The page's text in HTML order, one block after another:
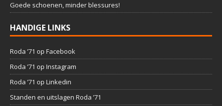
Goede schoenen, minder blessures!
HANDIGE LINKS
Roda ’71 op Facebook
Roda ’71 op Instagram
Roda ’71 op Linkedin
Standen en uitslagen Roda ’71